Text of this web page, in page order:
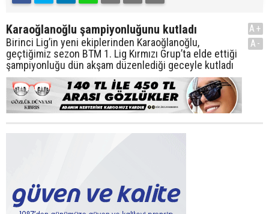
Karaoğlanoğlu şampiyonluğunu kutladı
Birinci Lig’in yeni ekiplerinden Karaoğlanoğlu,
geçtiğimiz sezon BTM 1. Lig Kırmızı Grup’ta elde ettiği
şampiyonluğu dün akşam düzenlediği geceyle kutladı
A+
A-